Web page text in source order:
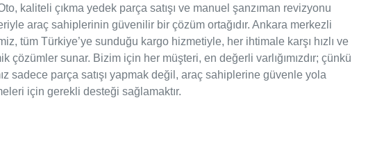
kaliteli çıkma yedek parça satışı ve manuel şanzıman revizyonu
araç sahiplerinin güvenilir bir çözüm ortağıdır. Ankara merkezli
tüm Türkiye’ye sunduğu kargo hizmetiyle, her ihtimale karşı hızlı ve
çözümler sunar. Bizim için her müşteri, en değerli varlığımızdır; çünkü
sadece parça satışı yapmak değil, araç sahiplerine güvenle yola
için gerekli desteği sağlamaktır.